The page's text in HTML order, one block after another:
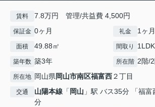
賃料 7.8万円 管理/共益費 4,500円
保証金 0ヶ月 礼金 1ヶ月
面積 49.88㎡ 間取り 1LDK
築年数 築3年 所在階 2階/
所在地 岡山県岡山市南区福富西２丁目
交通 山陽本線 「 岡山 」駅 バス35分 「福
分